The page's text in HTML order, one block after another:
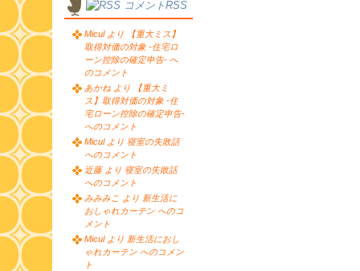
コメントRSS
Micul より 【重大ミス】
取得対価の対象 -住宅ロ
ーン控除の確定申告- へ
のコメント
あかね より 【重大ミ
ス】取得対価の対象 -住
宅ローン控除の確定申告-
へのコメント
Micul より 寝室の失敗話
へのコメント
近藤 より 寝室の失敗話
へのコメント
みみみこ より 新生活に
おしゃれカーテン へのコ
メント
Micul より 新生活におし
ゃれカーテン へのコメン
ト